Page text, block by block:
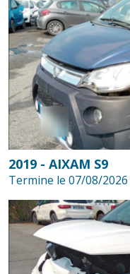
2019 - AIXAM S9
Termine le 07/08/2026